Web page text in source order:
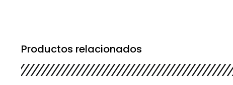
Productos relacionados